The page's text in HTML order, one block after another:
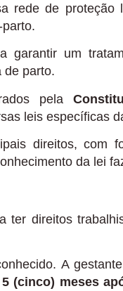
rede de proteção
garantir um
de parto.
pela
leis específicas
direitos, com
da lei
ter direitos
A
(cinco) meses